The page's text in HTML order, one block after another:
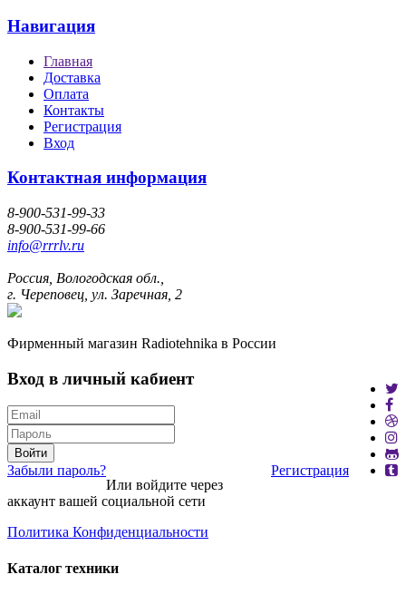
Навигация
Главная
Доставка
Оплата
Контакты
Регистрация
Вход
Контактная информация
8-900-531-99-33
8-900-531-99-66
info@rrrlv.ru
Россия, Вологодская обл.,
г. Череповец, ул. Заречная, 2
Фирменный магазин Radiotehnika в России
Вход в личный кабиент
Войти
Забыли пароль?
Регистрация
Или войдите через
аккаунт вашей социальной сети
Политика Конфиденциальности
Каталог техники